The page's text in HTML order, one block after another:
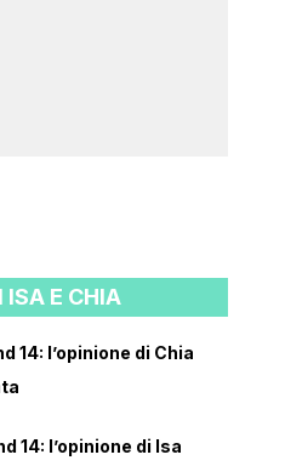
ISA E CHIA
14: l’opinione di Chia
14: l’opinione di Isa